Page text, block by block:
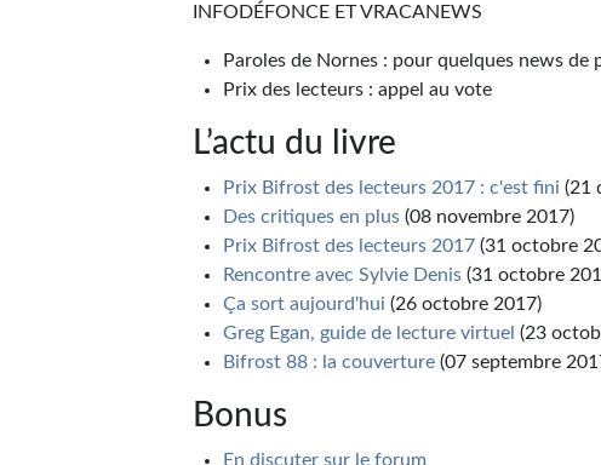
INFODÉFONCE ET VRACANEWS
Paroles de Nornes : pour quelques news de
Prix des lecteurs : appel au vote
L’actu du livre
Prix Bifrost des lecteurs 2017 : c'est fini (21
Des critiques en plus (08 novembre 2017)
Prix Bifrost des lecteurs 2017 (31 octobre
Rencontre avec Sylvie Denis (31 octobre
Ça sort aujourd'hui (26 octobre 2017)
Greg Egan, guide de lecture virtuel (23
Bifrost 88 : la couverture (07 septembre
Bonus
En discuter sur le forum